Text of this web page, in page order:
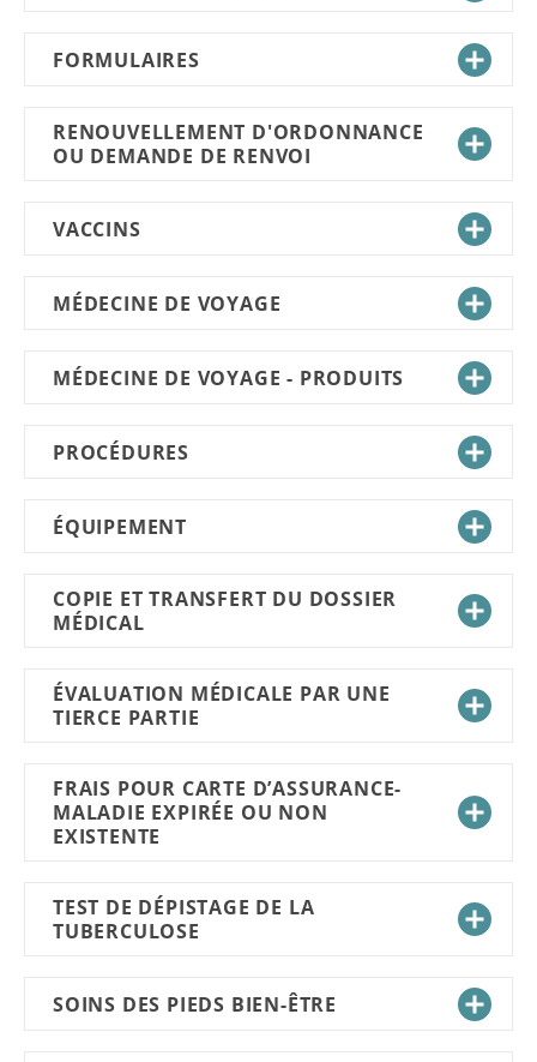
FORMULAIRES
RENOUVELLEMENT D'ORDONNANCE
OU DEMANDE DE RENVOI
VACCINS
MÉDECINE DE VOYAGE
MÉDECINE DE VOYAGE - PRODUITS
PROCÉDURES
ÉQUIPEMENT
COPIE ET TRANSFERT DU DOSSIER
MÉDICAL
ÉVALUATION MÉDICALE PAR UNE
TIERCE PARTIE
FRAIS POUR CARTE D’ASSURANCE-
MALADIE EXPIRÉE OU NON
EXISTENTE
TEST DE DÉPISTAGE DE LA
TUBERCULOSE
SOINS DES PIEDS BIEN-ÊTRE